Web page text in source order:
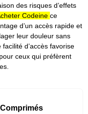
des risques d’effets
Codeine ce
d’un accès rapide et
leur douleur sans
d’accès favorise
ceux qui préfèrent